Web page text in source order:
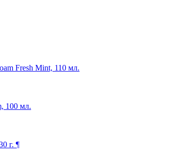
Fresh Mint, 110 мл.
100 мл.
г. ¶